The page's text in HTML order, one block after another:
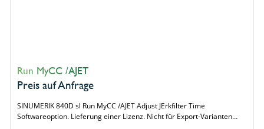
Run MyCC /AJET
Preis auf Anfrage
SINUMERIK 840D sl Run MyCC /AJET Adjust JErkfilter Time
Softwareoption. Lieferung einer Lizenz. Nicht für Export-Varianten…